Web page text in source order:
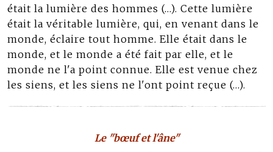
était la lumière des hommes (…). Cette lumière
était la véritable lumière, qui, en venant dans le
monde, éclaire tout homme. Elle était dans le
monde, et le monde a été fait par elle, et le
monde ne l'a point connue. Elle est venue chez
les siens, et les siens ne l'ont point reçue (…).
Le "bœuf et l'âne"